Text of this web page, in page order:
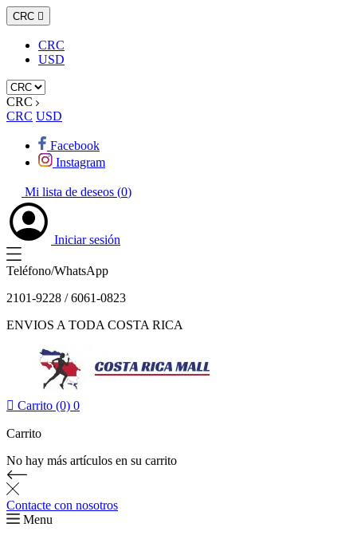
CRC 
CRC
USD
CRC
CRC USD
Facebook
Instagram
Mi lista de deseos (0)
Iniciar sesión
Teléfono/WhatsApp
2101-9228 / 6061-0823
ENVIOS A TODA COSTA RICA
 Carrito (0) 0
Carrito
No hay más artículos en su carrito
Contacte con nosotros
Menu